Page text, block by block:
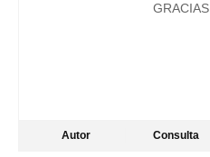
GRACIAS.
Autor Consulta